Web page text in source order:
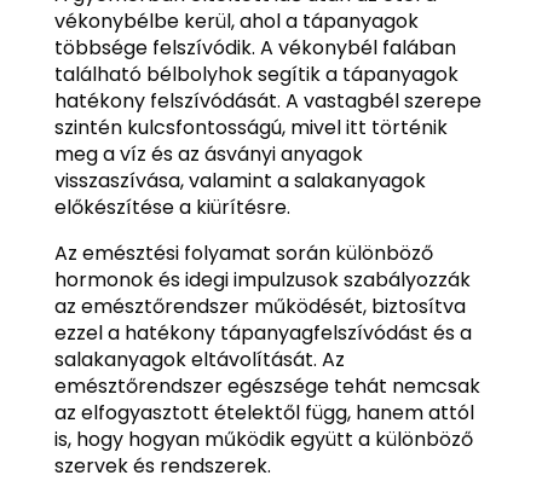
vékonybélbe kerül, ahol a tápanyagok
többsége felszívódik. A vékonybél falában
található bélbolyhok segítik a tápanyagok
hatékony felszívódását. A vastagbél szerepe
szintén kulcsfontosságú, mivel itt történik
meg a víz és az ásványi anyagok
visszaszívása, valamint a salakanyagok
előkészítése a kiürítésre.
Az emésztési folyamat során különböző
hormonok és idegi impulzusok szabályozzák
az emésztőrendszer működését, biztosítva
ezzel a hatékony tápanyagfelszívódást és a
salakanyagok eltávolítását. Az
emésztőrendszer egészsége tehát nemcsak
az elfogyasztott ételektől függ, hanem attól
is, hogy hogyan működik együtt a különböző
szervek és rendszerek.